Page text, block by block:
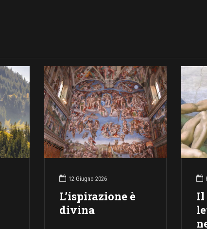
12 Giugno 2026
L’ispirazione è
divina
Il